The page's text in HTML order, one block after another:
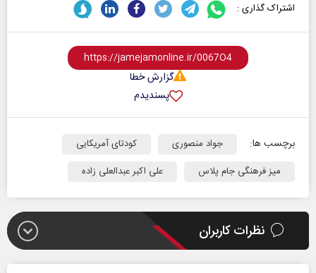
اشتراک گذاری :
گزارش خطا
پسندیدم
برچسب ها: جواد منصوری
کودتای آمریکایی
میز فرهنگی جام پلاس
علی اکبر عبدالعلی زاده
نظرات کاربران